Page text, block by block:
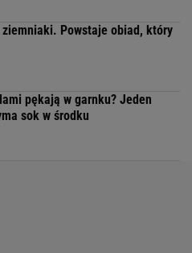
Powstaje obiad, który
pękają w garnku? Jeden
sok w środku